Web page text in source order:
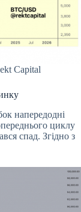
Capital
напередодні
циклу
спад. Згідно з